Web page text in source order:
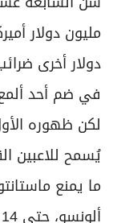
دولار أخرى
في ضم أحد ألمع
لكن ظهوره
يُسمح للاعبين
ما يمنع